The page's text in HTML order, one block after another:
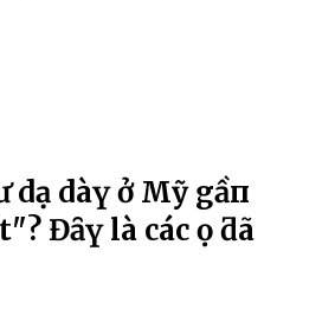
dạ dàү ở Mỹ gầп
Đȃү là cácҺ Һọ ƌã